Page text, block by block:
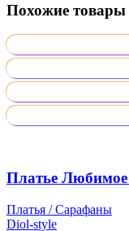
Похожие товары
Платье Любимое
Платья / Сарафаны
Diol-style